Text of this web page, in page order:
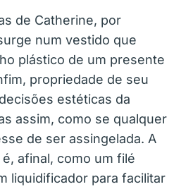
de Catherine, por
num vestido que
plástico de um presente
propriedade de seu
estéticas da
assim, como se qualquer
de ser assingelada. A
afinal, como um filé
liquidificador para facilitar